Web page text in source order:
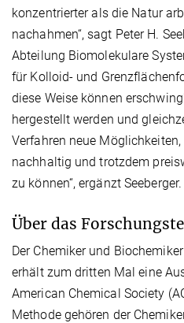
konzentrierter als die Natur
nachahmen“, sagt Peter H.
Abteilung Biomolekulare
für Kolloid- und
diese Weise können
hergestellt werden und
Verfahren neue
nachhaltig und trotzdem
zu können“, ergänzt Seeberger.
Über das
Der Chemiker und
erhält zum dritten Mal eine
American Chemical Society
Methode gehören der